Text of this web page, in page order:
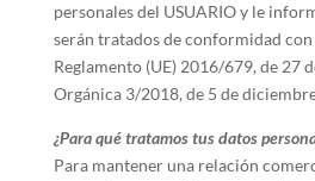
personales del USUARIO y le
serán tratados de conformidad
Reglamento (UE) 2016/679, de 27
Orgánica 3/2018, de 5 de
¿Para qué tratamos tus datos
Para mantener una relación